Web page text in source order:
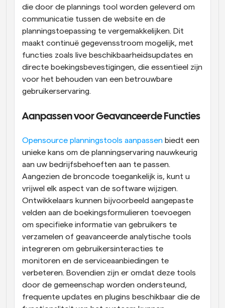
die door de plannings tool worden geleverd om
communicatie tussen de website en de
planningstoepassing te vergemakkelijken. Dit
maakt continuë gegevensstroom mogelijk, met
functies zoals live beschikbaarheidsupdates en
directe boekingsbevestigingen, die essentieel zijn
voor het behouden van een betrouwbare
gebruikerservaring.
Aanpassen voor Geavanceerde Functies
Opensource planningstools aanpassen biedt een
unieke kans om de planningservaring nauwkeurig
aan uw bedrijfsbehoeften aan te passen.
Aangezien de broncode toegankelijk is, kunt u
vrijwel elk aspect van de software wijzigen.
Ontwikkelaars kunnen bijvoorbeeld aangepaste
velden aan de boekingsformulieren toevoegen
om specifieke informatie van gebruikers te
verzamelen of geavanceerde analytische tools
integreren om gebruikersinteracties te
monitoren en de serviceaanbiedingen te
verbeteren. Bovendien zijn er omdat deze tools
door de gemeenschap worden ondersteund,
frequente updates en plugins beschikbaar die de